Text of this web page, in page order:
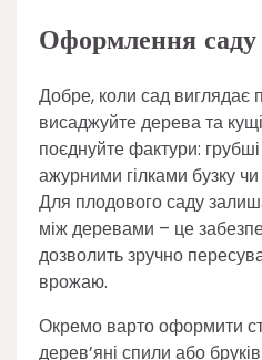
Оформлення
Добре, коли сад виглядає
висаджуйте дерева та
поєднуйте фактури: грубші
ажурними гілками бузку
Для плодового саду
між деревами – це
дозволить зручно
врожаю.
Окремо варто оформити
дерев’яні спили або